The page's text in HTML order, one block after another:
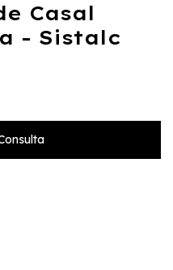
Casal
- Sistalc